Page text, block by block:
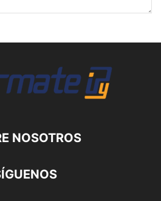
NOSOTROS